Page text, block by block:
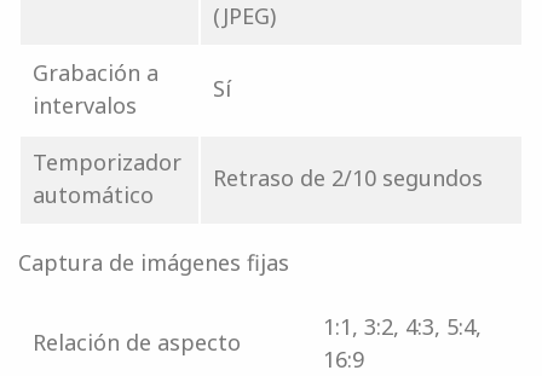
(JPEG)
Grabación a
intervalos
Sí
Temporizador
automático
Retraso de 2/10 segundos
Captura de imágenes fijas
Relación de aspecto
1:1, 3:2, 4:3, 5:4,
16:9